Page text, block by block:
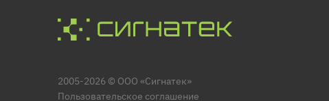
2005-2026 © ООО «Сигнатек»
Пользовательское соглашение